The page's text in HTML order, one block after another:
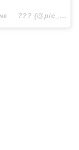
Una foto publicada por ???⠀⠀ᴘᴀᴜʟɪɴᴇ⠀⠀??? (@pic_pau) el